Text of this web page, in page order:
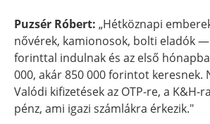
Puzsér Róbert: „Hétköznapi
nővérek, kamionosok, bolti eladók —
forinttal indulnak és az első
000, akár 850 000 forintot keresnek.
Valódi kifizetések az OTP-re, a K&H-
pénz, ami igazi számlákra érkezik."